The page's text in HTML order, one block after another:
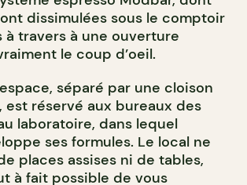
dissimulées sous le comptoir
à travers à une ouverture
le coup d’oeil.
séparé par une cloison
est réservé aux bureaux des
laboratoire, dans lequel
ses formules. Le local ne
places assises ni de tables,
à fait possible de vous